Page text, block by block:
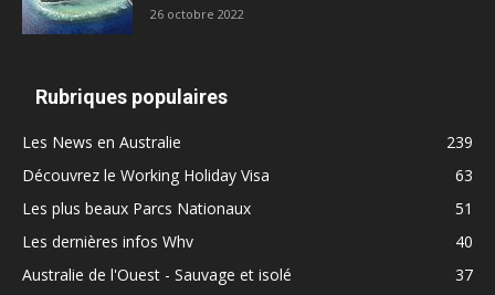
26 octobre 2022
Rubriques populaires
Les News en Australie
239
Découvrez le Working Holiday Visa
63
Les plus beaux Parcs Nationaux
51
Les dernières infos Whv
40
Australie de l'Ouest - Sauvage et isolé
37